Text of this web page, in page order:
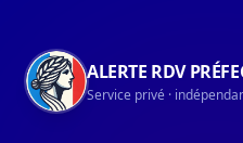
ALERTE RDV
Service privé ·